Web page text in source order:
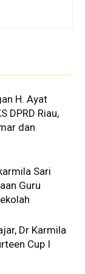
H. Ayat
DPRD Riau,
dan
Sari
Guru
Dr Karmila
Cup I